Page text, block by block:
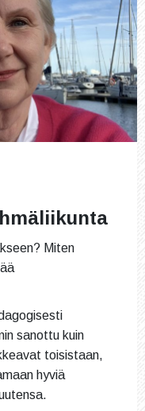
Miten
sanottu kuin
toisistaan,
hyviä